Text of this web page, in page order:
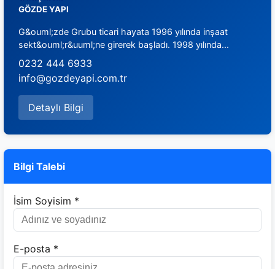
GÖZDE YAPI
G&ouml;zde Grubu ticari hayata 1996 yılında inşaat
sekt&ouml;r&uuml;ne girerek başladı. 1998 yılında...
0232 444 6933
info@gozdeyapi.com.tr
Detaylı Bilgi
Bilgi Talebi
İsim Soyisim *
E-posta *